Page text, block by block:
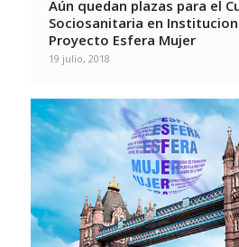
Aún quedan plazas para el
Sociosanitaria en
Proyecto Esfera Mujer
19 julio, 2018